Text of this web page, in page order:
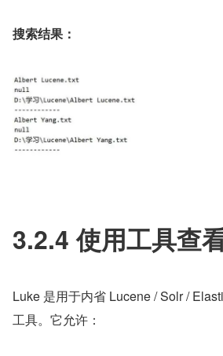
搜索结果：
3.2.4 使用工具查
Luke 是用于内省 Lucene / Solr /
工具。它允许：